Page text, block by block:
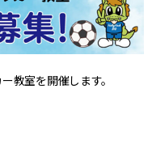
教室を開催します。